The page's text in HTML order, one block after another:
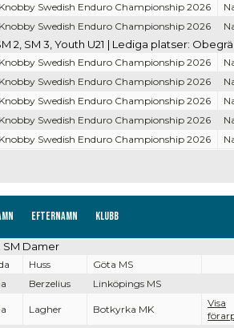
Knobby Swedish Enduro Championship 2026
Knobby Swedish Enduro Championship 2026
2, SM 3, Youth U21 | Lediga platser:
Knobby Swedish Enduro Championship 2026
Knobby Swedish Enduro Championship 2026
Knobby Swedish Enduro Championship 2026
Knobby Swedish Enduro Championship 2026
Knobby Swedish Enduro Championship 2026
Efternamn Klubb
SM Damer
Huss
Göta MS
Berzelius Linköpings MS
Lagher Botkyrka MK
Visa